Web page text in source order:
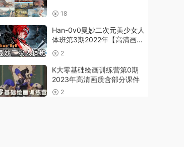
18
Han-0v0曼妙二次元美少女人
体班第3期2022年【高清画质
+课件笔刷】
2
K大零基础绘画训练营第0期
2023年高清画质含部分课件
2